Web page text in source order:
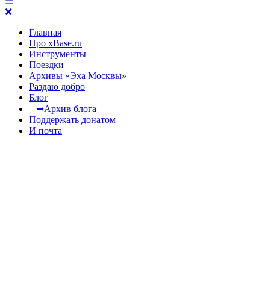
❌
Главная
Про xBase.ru
Инструменты
Поездки
Архивы «Эха Москвы»
Раздаю добро
Блог
➥Архив блога
Поддержать донатом
И почта